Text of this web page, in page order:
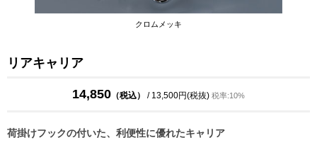
クロムメッキ
リアキャリア
14,850 （税込） / 13,500円(税抜) 税率:10%
荷掛けフックの付いた、利便性に優れたキャリア